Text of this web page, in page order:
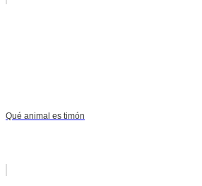
Qué animal es timón